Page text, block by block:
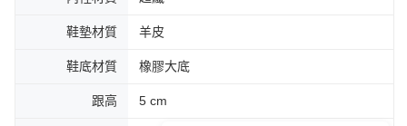
鞋墊材質 羊皮
鞋底材質 橡膠大底
跟高 5 cm